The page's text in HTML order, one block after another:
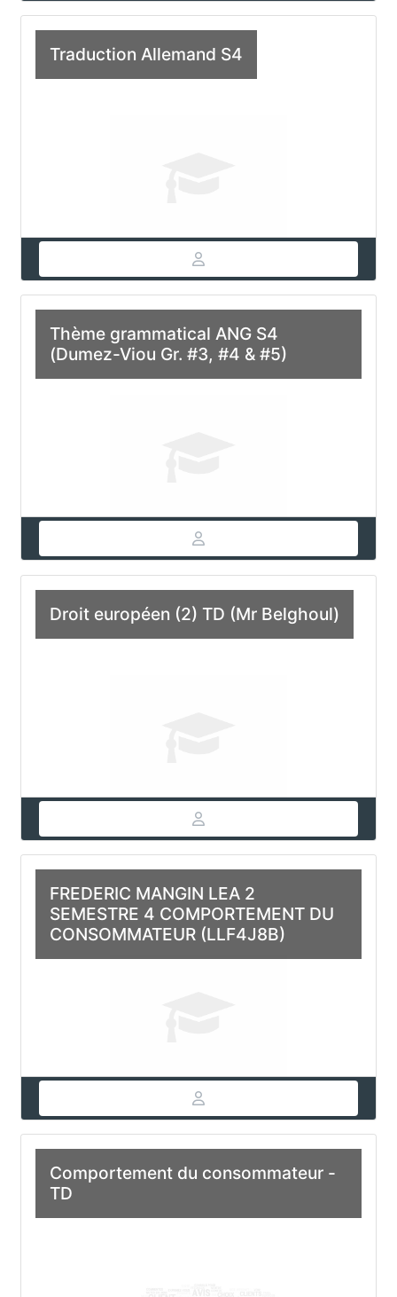
Traduction Allemand S4
Thème grammatical ANG S4
(Dumez-Viou Gr. #3, #4 & #5)
Droit européen (2) TD (Mr Belghoul)
FREDERIC MANGIN LEA 2
SEMESTRE 4 COMPORTEMENT DU
CONSOMMATEUR (LLF4J8B)
Comportement du consommateur -
TD